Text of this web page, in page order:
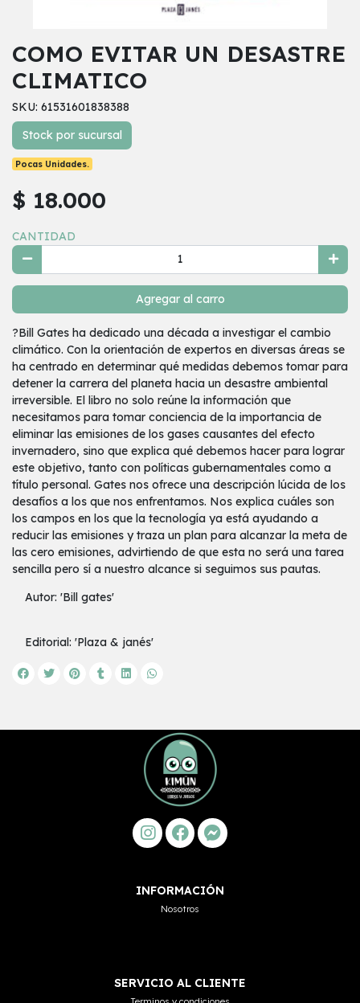
COMO EVITAR UN DESASTRE
CLIMATICO
SKU: 61531601838388
Stock por sucursal
Pocas Unidades.
$ 18.000
CANTIDAD
Agregar al carro
?Bill Gates ha dedicado una década a investigar el cambio
climático. Con la orientación de expertos en diversas áreas se
ha centrado en determinar qué medidas debemos tomar para
detener la carrera del planeta hacia un desastre ambiental
irreversible. El libro no solo reúne la información que
necesitamos para tomar conciencia de la importancia de
eliminar las emisiones de los gases causantes del efecto
invernadero, sino que explica qué debemos hacer para lograr
este objetivo, tanto con políticas gubernamentales como a
título personal. Gates nos ofrece una descripción lúcida de los
desafíos a los que nos enfrentamos. Nos explica cuáles son
los campos en los que la tecnología ya está ayudando a
reducir las emisiones y traza un plan para alcanzar la meta de
las cero emisiones, advirtiendo de que esta no será una tarea
sencilla pero sí a nuestro alcance si seguimos sus pautas.
Autor: 'Bill gates'
Editorial: 'Plaza & janés'
INFORMACIÓN
Nosotros
SERVICIO AL CLIENTE